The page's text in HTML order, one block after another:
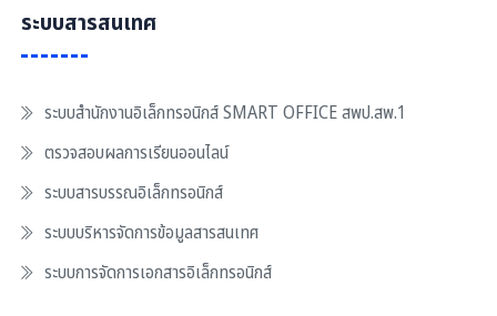
ระบบสารสนเทศ
ระบบสำนักงานอิเล็กทรอนิกส์ SMART OFFICE สพป.สพ.1
ตรวจสอบผลการเรียนออนไลน์
ระบบสารบรรณอิเล็กทรอนิกส์
ระบบบริหารจัดการข้อมูลสารสนเทศ
ระบบการจัดการเอกสารอิเล็กทรอนิกส์